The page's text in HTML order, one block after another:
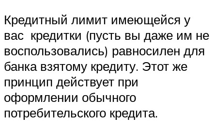
Кредитный лимит имеющейся у
вас кредитки (пусть вы даже им не
воспользовались) равносилен для
банка взятому кредиту. Этот же
принцип действует при
оформлении обычного
потребительского кредита.